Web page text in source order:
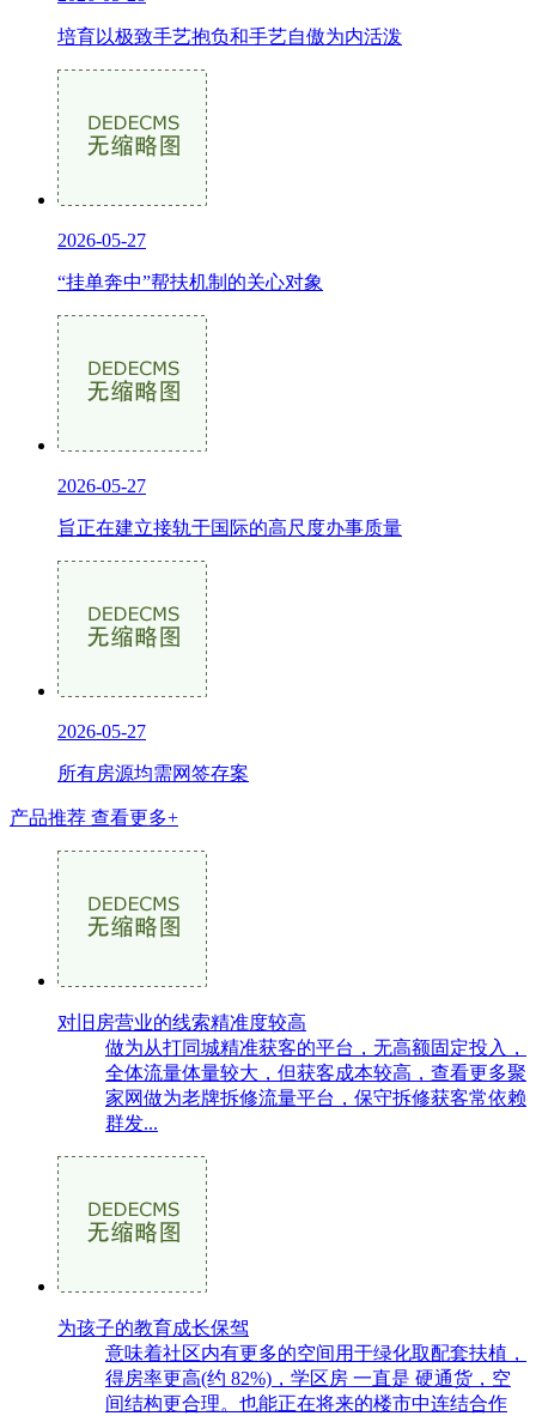
培育以极致手艺抱负和手艺自傲为内活泼
2026-05-27
“挂单奔中”帮扶机制的关心对象
2026-05-27
旨正在建立接轨于国际的高尺度办事质量
2026-05-27
所有房源均需网签存案
产品推荐 查看更多+
对旧房营业的线索精准度较高
做为从打同城精准获客的平台，无高额固定投入，
全体流量体量较大，但获客成本较高，查看更多聚
家网做为老牌拆修流量平台，保守拆修获客常依赖
群发...
为孩子的教育成长保驾
意味着社区内有更多的空间用于绿化取配套扶植，
得房率更高(约 82%)，学区房 一直是 硬通货，空
间结构更合理。也能正在将来的楼市中连结合作